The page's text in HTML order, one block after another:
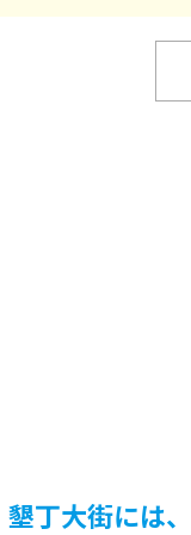
墾丁大街には